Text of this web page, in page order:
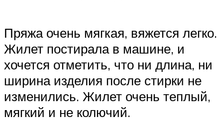
Пряжа очень мягкая, вяжется легко.
Жилет постирала в машине, и
хочется отметить, что ни длина, ни
ширина изделия после стирки не
изменились. Жилет очень теплый,
мягкий и не колючий.